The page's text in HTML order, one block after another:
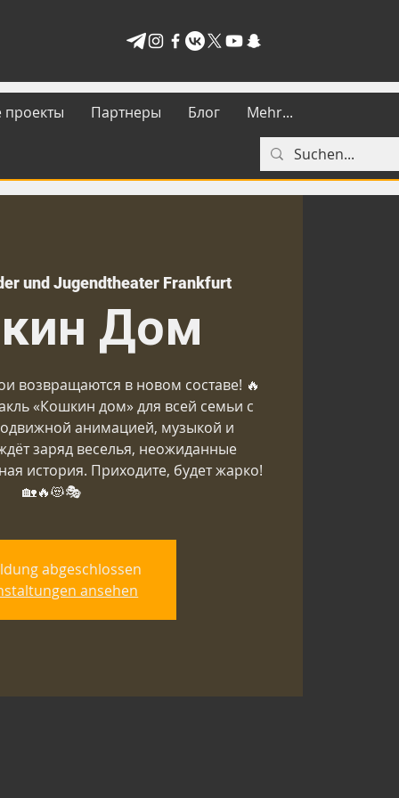
проекты Партнеры Блог Mehr...
und Jugendtheater Frankfurt
Дом
возвращаются в новом составе! 🔥
«Кошкин дом» для всей семьи с
анимацией, музыкой и
заряд веселья, неожиданные
история. Приходите, будет жарко!
🏡🔥😻🎭
abgeschlossen
ansehen